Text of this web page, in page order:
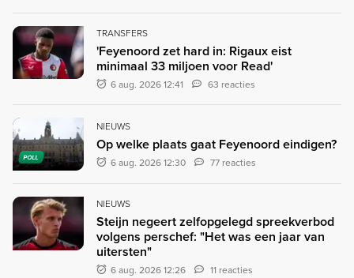
TRANSFERS
'Feyenoord zet hard in: Rigaux eist
minimaal 33 miljoen voor Read'
6 aug. 2026 12:41 63 reacties
POLL
NIEUWS
Op welke plaats gaat Feyenoord eindigen?
6 aug. 2026 12:30 77 reacties
NIEUWS
Steijn negeert zelfopgelegd spreekverbod
volgens perschef: "Het was een jaar van
uitersten"
6 aug. 2026 12:26 11 reacties